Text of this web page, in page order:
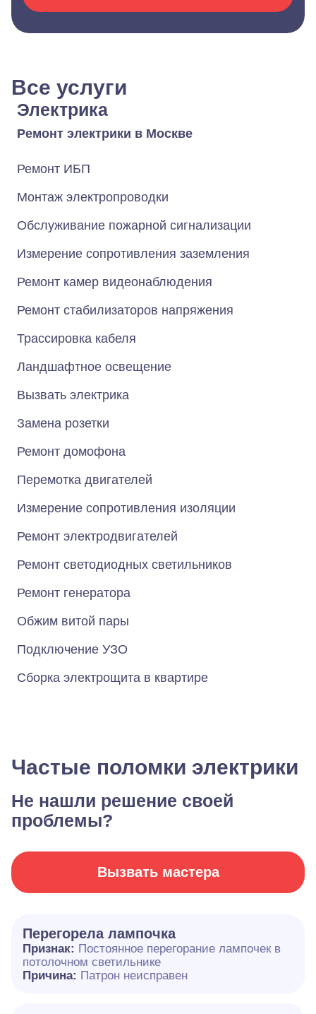
Все услуги
Электрика
Ремонт электрики в Москве
Ремонт ИБП
Монтаж электропроводки
Обслуживание пожарной сигнализации
Измерение сопротивления заземления
Ремонт камер видеонаблюдения
Ремонт стабилизаторов напряжения
Трассировка кабеля
Ландшафтное освещение
Вызвать электрика
Замена розетки
Ремонт домофона
Перемотка двигателей
Измерение сопротивления изоляции
Ремонт электродвигателей
Ремонт светодиодных светильников
Ремонт генератора
Обжим витой пары
Подключение УЗО
Сборка электрощита в квартире
Частые поломки электрики
Не нашли решение своей
проблемы?
Вызвать мастера
Перегорела лампочка
Признак: Постоянное перегорание лампочек в
потолочном светильнике
Причина: Патрон неисправен